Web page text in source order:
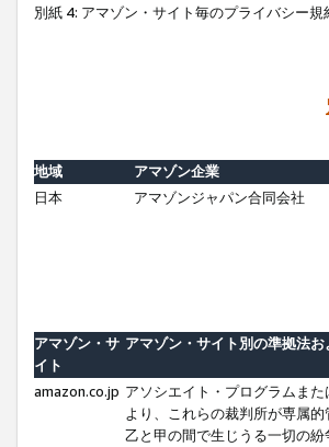
別紙 4: アマゾン・サイト毎のプライバシー規
地域
アマゾン企業
日本
アマゾンジャパン合同会社
アマゾン・サ
イト
アマゾン・サイト別の準拠法お
amazon.co.jp アソシエイト・プログラムま
より、これらの裁判所が専属
乙と甲の間で生じうる一切の